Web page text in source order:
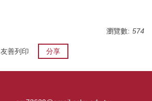
瀏覽數: 574
友善列印 分享